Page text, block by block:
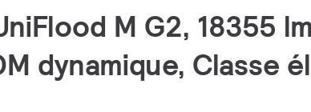
M G2, 18355
dynamique, Classe